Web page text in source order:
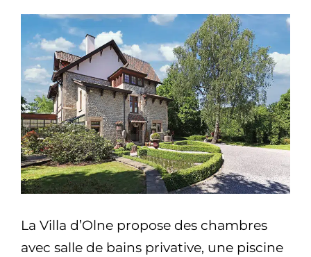
La Villa d’Olne propose des chambres
avec salle de bains privative, une piscine